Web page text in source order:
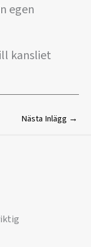
egen
kansliet
Nästa Inlägg →